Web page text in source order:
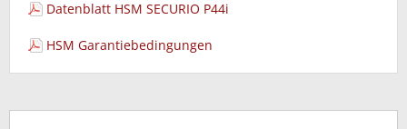
Datenblatt HSM SECURIO P44i
HSM Garantiebedingungen